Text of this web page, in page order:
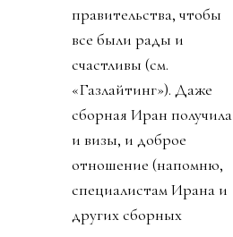
правительства, чтобы
все были рады и
счастливы (см.
«Газлайтинг»). Даже
сборная Иран получила
и визы, и доброе
отношение (напомню,
специалистам Ирана и
других сборных